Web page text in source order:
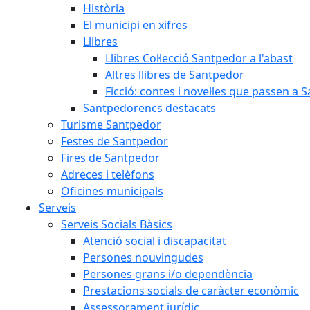
Història
El municipi en xifres
Llibres
Llibres Col·lecció Santpedor a l'abast
Altres llibres de Santpedor
Ficció: contes i novel·les que passen a
Santpedorencs destacats
Turisme Santpedor
Festes de Santpedor
Fires de Santpedor
Adreces i telèfons
Oficines municipals
Serveis
Serveis Socials Bàsics
Atenció social i discapacitat
Persones nouvingudes
Persones grans i/o dependència
Prestacions socials de caràcter econòmic